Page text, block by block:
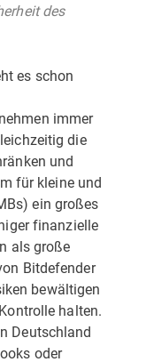
des
es schon
immer
die
und
für kleine und
ein großes
finanzielle
als große
Bitdefender
bewältigen
halten.
Deutschland
oder